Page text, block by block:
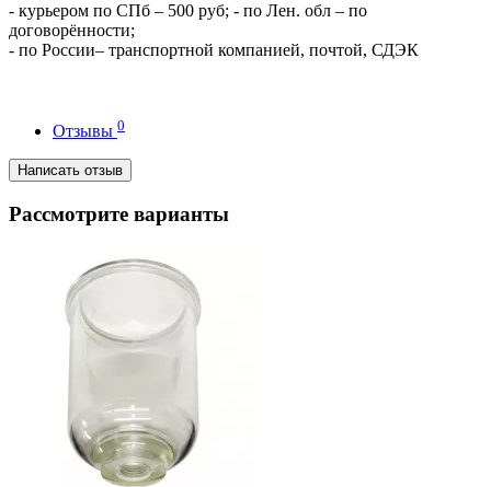
- курьером по СПб – 500 руб; - по Лен. обл – по
договорённости;
- по России– транспортной компанией, почтой, СДЭК
Отзывы 0
Написать отзыв
Рассмотрите варианты